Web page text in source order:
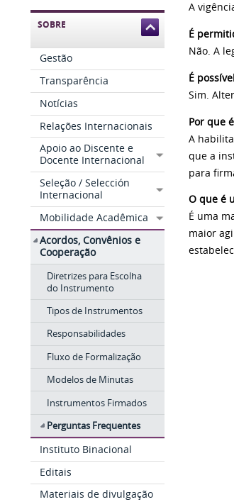
SOBRE
Gestão
Transparência
Notícias
Relações Internacionais
Apoio ao Discente e
Docente Internacional
Seleção / Selección
Internacional
Mobilidade Acadêmica
Acordos, Convênios e
Cooperação
Diretrizes para Escolha
do Instrumento
Tipos de Instrumentos
Responsabilidades
Fluxo de Formalização
Modelos de Minutas
Instrumentos Firmados
Perguntas Frequentes
Instituto Binacional
Editais
Materiais de divulgação
A
É
Não. A
É
Sim.
Por que
A
que a
para
O que é
É uma
maior